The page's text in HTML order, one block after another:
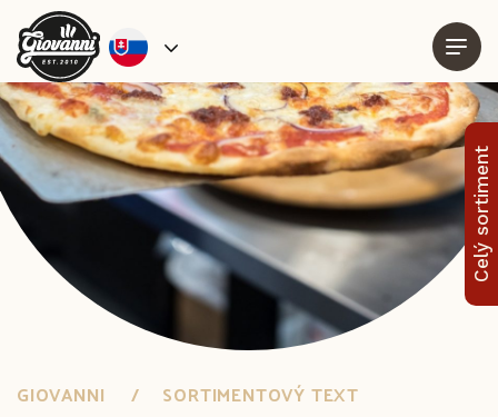
Celý sortiment
GIOVANNI SORTIMENTOVÝ TEXT